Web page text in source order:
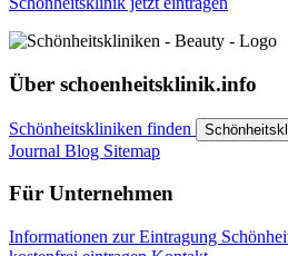
Über schoenheitsklinik.info
Schönheitskliniken finden
Journal Blog Sitemap
Für Unternehmen
Informationen zur Eintragung